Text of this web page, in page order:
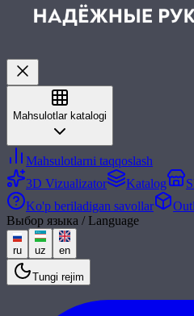
Mahsulotlar katalogi
Mahsulotlarni taqqoslash
3D Vizualizator
Katalog
Ko'p beriladigan savollar
Выбор языка / Language
ru uz en
Tungi rejim